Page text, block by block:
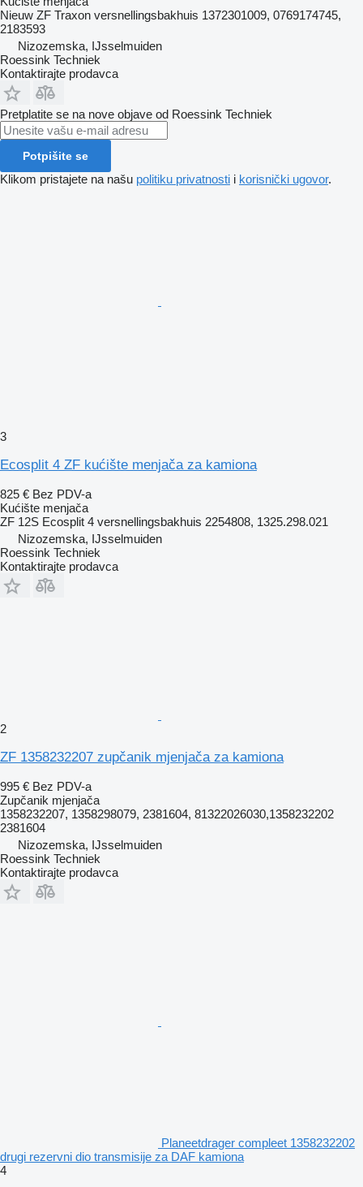
Nieuw ZF Traxon versnellingsbakhuis 1372301009, 0769174745,
2183593
Nizozemska, IJsselmuiden
Roessink Techniek
Kontaktirajte prodavca
Pretplatite se na nove objave od Roessink Techniek
Potpišite se
Klikom pristajete na našu politiku privatnosti i korisnički ugovor.
3
Ecosplit 4 ZF kućište menjača za kamiona
825 € Bez PDV-a
Kućište menjača
ZF 12S Ecosplit 4 versnellingsbakhuis 2254808, 1325.298.021
Nizozemska, IJsselmuiden
Roessink Techniek
Kontaktirajte prodavca
2
ZF 1358232207 zupčanik mjenjača za kamiona
995 € Bez PDV-a
Zupčanik mjenjača
1358232207, 1358298079, 2381604, 81322026030,1358232202
2381604
Nizozemska, IJsselmuiden
Roessink Techniek
Kontaktirajte prodavca
Planeetdrager compleet 1358232202
drugi rezervni dio transmisije za DAF kamiona
4